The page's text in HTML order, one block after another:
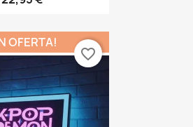
OFERTA!
favorite_border